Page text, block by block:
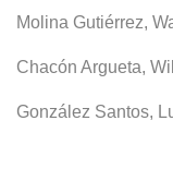
Molina Gutiérrez,
Chacón Argueta,
González Santos,